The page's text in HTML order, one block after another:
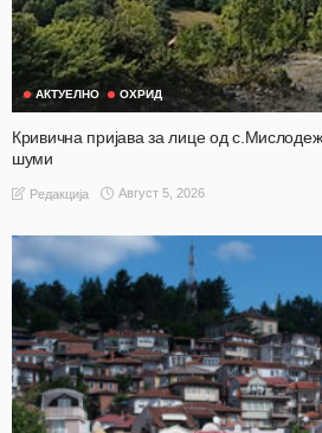
АКТУЕЛНО ОХРИД
Кривична пријава за лице од
шуми
Редакција Август 5, 2026